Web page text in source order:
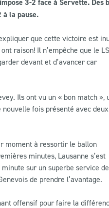
à la pause.
que cette victoire est
raison! Il n’empêche que le LS
devant et d’avancer car
Ils ont vu un « bon match »,
fois présenté avec deux
moment à ressortir le ballon
minutes, Lausanne s’est
sur un superbe service de
de prendre l’avantage.
offensif pour faire la